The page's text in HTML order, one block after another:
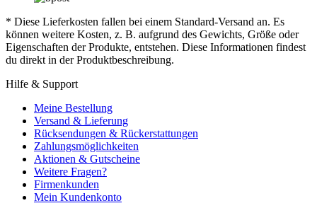
* Diese Lieferkosten fallen bei einem Standard-Versand an. Es
können weitere Kosten, z. B. aufgrund des Gewichts, Größe oder
Eigenschaften der Produkte, entstehen. Diese Informationen findest
du direkt in der Produktbeschreibung.
Hilfe & Support
Meine Bestellung
Versand & Lieferung
Rücksendungen & Rückerstattungen
Zahlungsmöglichkeiten
Aktionen & Gutscheine
Weitere Fragen?
Firmenkunden
Mein Kundenkonto